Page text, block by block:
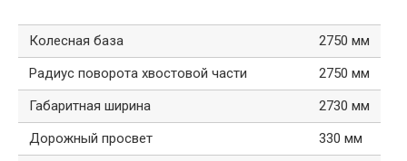
Колесная база
2750 мм
Радиус поворота хвостовой части
2750 мм
Габаритная ширина
2730 мм
Дорожный просвет
330 мм